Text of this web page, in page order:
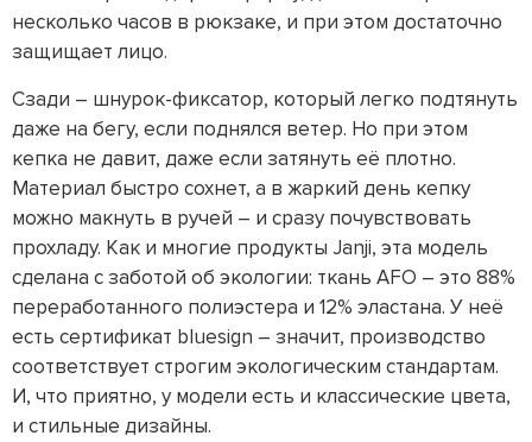
несколько часов в рюкзаке, и при этом достаточно
защищает лицо.
Сзади – шнурок-фиксатор, который легко подтянуть
даже на бегу, если поднялся ветер. Но при этом
кепка не давит, даже если затянуть её плотно.
Материал быстро сохнет, а в жаркий день кепку
можно макнуть в ручей – и сразу почувствовать
прохладу. Как и многие продукты Janji, эта модель
сделана с заботой об экологии: ткань AFO – это 88%
переработанного полиэстера и 12% эластана. У неё
есть сертификат bluesign – значит, производство
соответствует строгим экологическим стандартам.
И, что приятно, у модели есть и классические цвета,
и стильные дизайны.